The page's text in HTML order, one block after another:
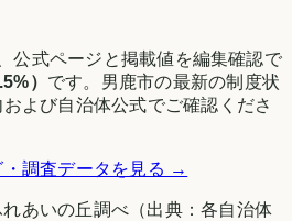
公式ページと掲載値を編集確認で
%） です。 男鹿市の最新の制度状
よび自治体公式でご確認くださ
調査データを見る →
れあいの丘調べ （出典：各自治体